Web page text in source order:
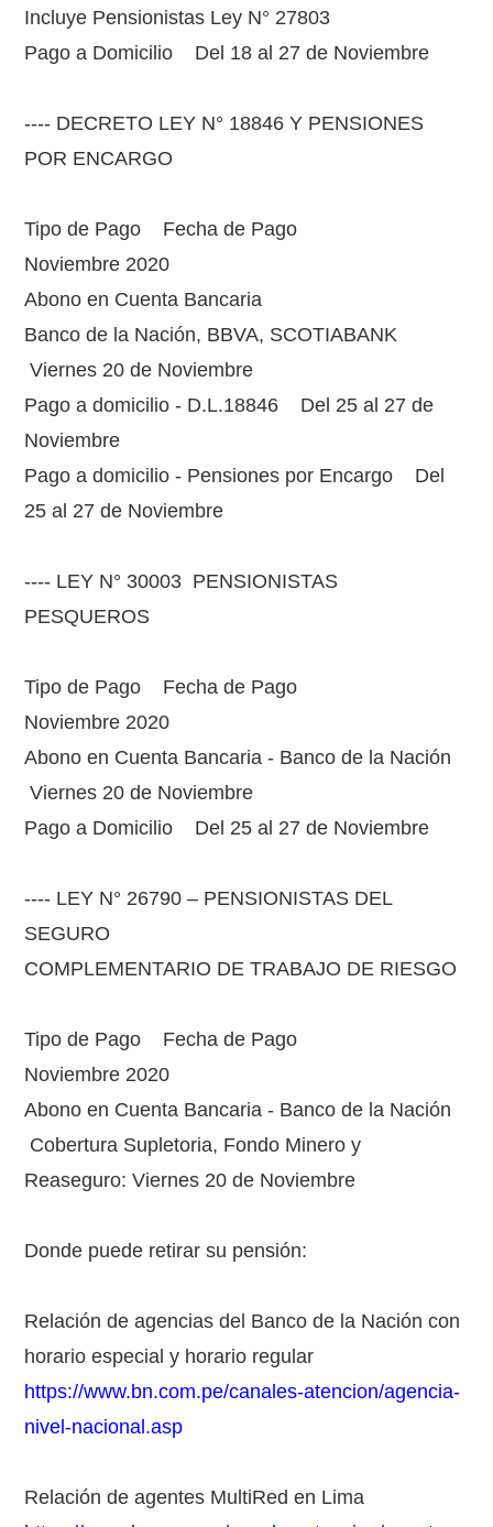
Incluye Pensionistas Ley N° 27803
Pago a Domicilio Del 18 al 27 de Noviembre
---- DECRETO LEY N° 18846 Y PENSIONES
POR ENCARGO
Tipo de Pago Fecha de Pago
Noviembre 2020
Abono en Cuenta Bancaria
Banco de la Nación, BBVA, SCOTIABANK
Viernes 20 de Noviembre
Pago a domicilio - D.L.18846 Del 25 al 27 de
Noviembre
Pago a domicilio - Pensiones por Encargo Del
25 al 27 de Noviembre
---- LEY N° 30003 PENSIONISTAS
PESQUEROS
Tipo de Pago Fecha de Pago
Noviembre 2020
Abono en Cuenta Bancaria - Banco de la Nación
Viernes 20 de Noviembre
Pago a Domicilio Del 25 al 27 de Noviembre
---- LEY N° 26790 – PENSIONISTAS DEL
SEGURO
COMPLEMENTARIO DE TRABAJO DE RIESGO
Tipo de Pago Fecha de Pago
Noviembre 2020
Abono en Cuenta Bancaria - Banco de la Nación
Cobertura Supletoria, Fondo Minero y
Reaseguro: Viernes 20 de Noviembre
Donde puede retirar su pensión:
Relación de agencias del Banco de la Nación con
horario especial y horario regular
https://www.bn.com.pe/canales-atencion/agencia-
nivel-nacional.asp
Relación de agentes MultiRed en Lima